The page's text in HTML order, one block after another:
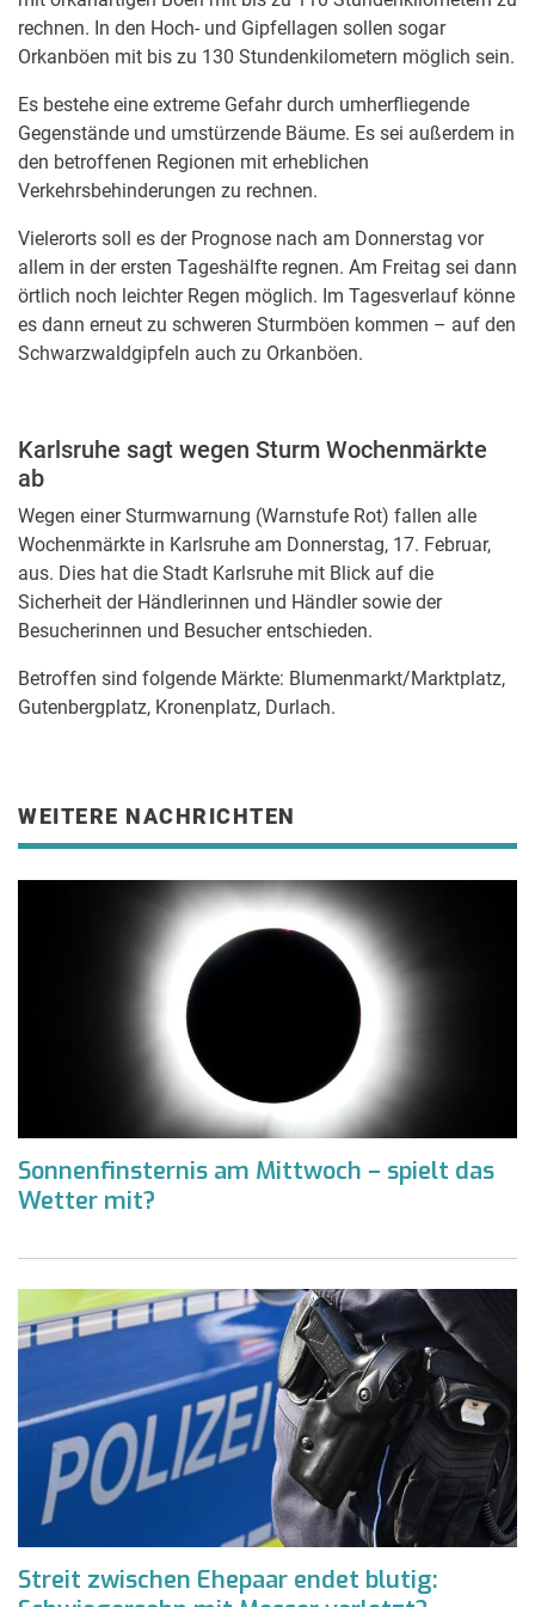
rechnen. In den Hoch- und Gipfellagen sollen sogar
Orkanböen mit bis zu 130 Stundenkilometern möglich sein.
Es bestehe eine extreme Gefahr durch umherfliegende
Gegenstände und umstürzende Bäume. Es sei außerdem in
den betroffenen Regionen mit erheblichen
Verkehrsbehinderungen zu rechnen.
Vielerorts soll es der Prognose nach am Donnerstag vor
allem in der ersten Tageshälfte regnen. Am Freitag sei dann
örtlich noch leichter Regen möglich. Im Tagesverlauf könne
es dann erneut zu schweren Sturmböen kommen – auf den
Schwarzwaldgipfeln auch zu Orkanböen.
Karlsruhe sagt wegen Sturm Wochenmärkte
ab
Wegen einer Sturmwarnung (Warnstufe Rot) fallen alle
Wochenmärkte in Karlsruhe am Donnerstag, 17. Februar,
aus. Dies hat die Stadt Karlsruhe mit Blick auf die
Sicherheit der Händlerinnen und Händler sowie der
Besucherinnen und Besucher entschieden.
Betroffen sind folgende Märkte: Blumenmarkt/Marktplatz,
Gutenbergplatz, Kronenplatz, Durlach.
WEITERE NACHRICHTEN
Sonnenfinsternis am Mittwoch – spielt das
Wetter mit?
Streit zwischen Ehepaar endet blutig: